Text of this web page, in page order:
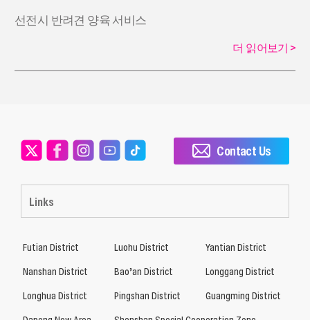
선전시 반려견 양육 서비스
더 읽어보기 >
Links
Contact Us
Futian District Luohu District
Yantian District
Nanshan District
Bao’an District
Longgang District
Longhua District
Pingshan District
Guangming District